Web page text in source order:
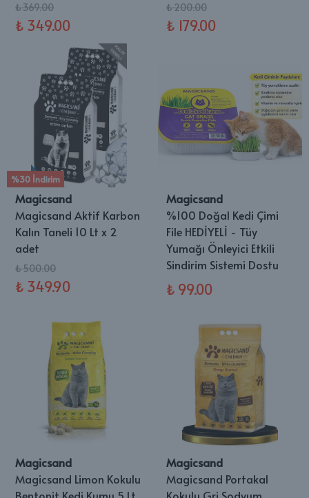
₺ 369.00
₺ 349.00
₺ 200.00
₺ 179.00
%30 İndirim
Magicsand
Magicsand Aktif Karbon
Kalın Taneli 10 Lt x 2
adet
₺ 500.00
₺ 349.90
Magicsand
%100 Doğal Kedi Çimi
File HEDİYELİ - Tüy
Yumağı Önleyici Etkili
Sindirim Sistemi Dostu
₺ 99.00
Magicsand
Magicsand Limon Kokulu
Magicsand
Magicsand Portakal